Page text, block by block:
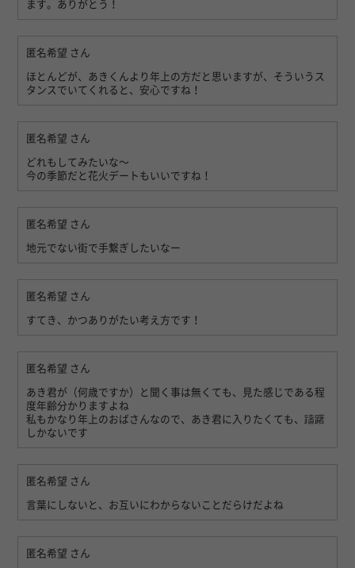
ます。ありがとう！
匿名希望 さん
ほとんどが、あきくんより年上の方だと思いますが、そういうス
タンスでいてくれると、安心ですね！
匿名希望 さん
どれもしてみたいな〜
今の季節だと花火デートもいいですね！
匿名希望 さん
地元でない街で手繋ぎしたいなー
匿名希望 さん
すてき、かつありがたい考え方です！
匿名希望 さん
あき君が（何歳ですか）と聞く事は無くても、見た感じである程
度年齢分かりますよね
私もかなり年上のおばさんなので、あき君に入りたくても、躊躇
しかないです
匿名希望 さん
言葉にしないと、お互いにわからないことだらけだよね
匿名希望 さん